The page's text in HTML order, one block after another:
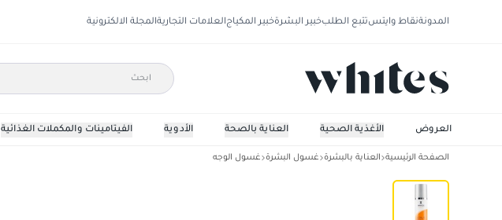
المدونةنقاط وايتستتبع الطلبخبير البشرةخبير المكياجالعلامات التجاريةالمجلة الالكترونية
الفيتامينات والمكملات الغذائية الأدوية العناية بالصحة الأغذية الصحية العروض
الصفحة الرئيسية العناية بالبشرة غسول البشرة غسول الوجه